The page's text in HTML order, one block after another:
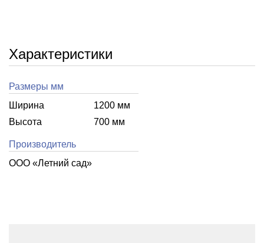
Характеристики
Размеры мм
Ширина
1200 мм
Высота
700 мм
Производитель
ООО «Летний cад»